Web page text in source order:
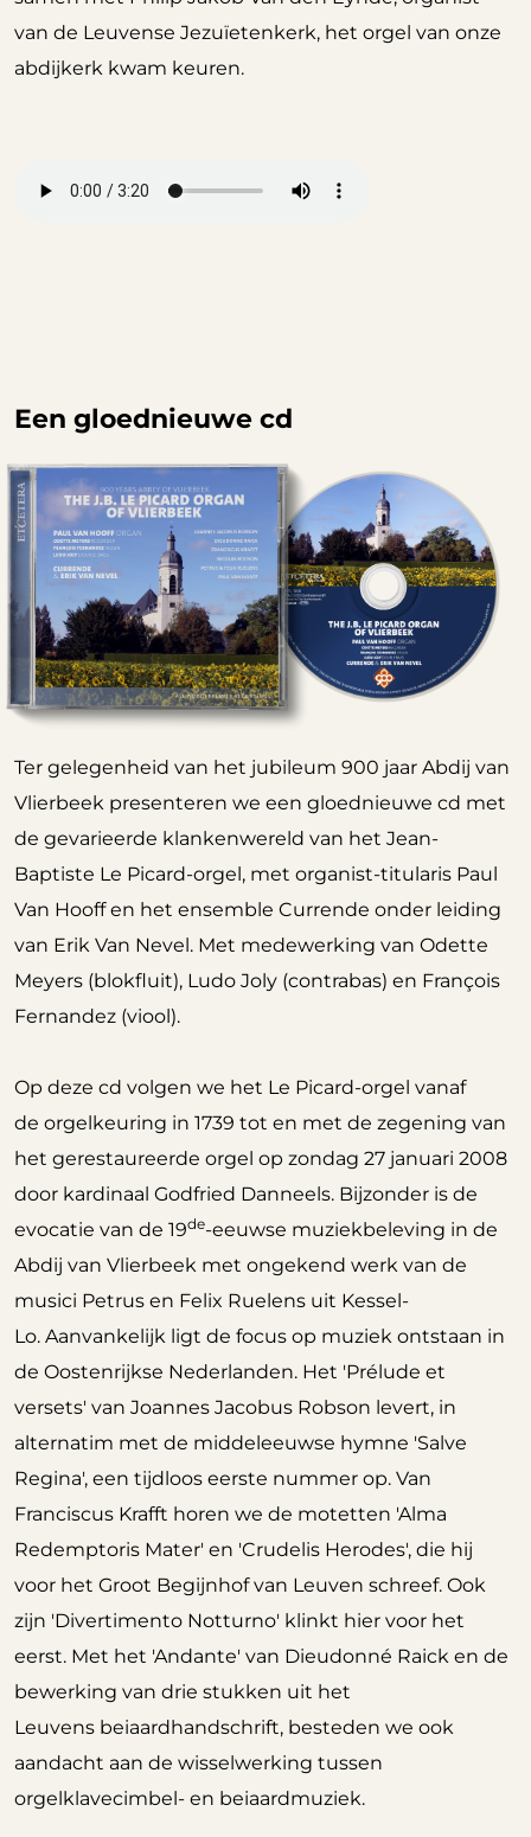
van de Leuvense Jezuïetenkerk, het orgel van onze
abdijkerk kwam keuren.
Een gloednieuwe cd
Ter gelegenheid van het jubileum 900 jaar Abdij van
Vlierbeek presenteren we een gloednieuwe cd met
de gevarieerde klankenwereld van het Jean-
Baptiste Le Picard-orgel, met organist-titularis Paul
Van Hooff en het ensemble Currende onder leiding
van Erik Van Nevel. Met medewerking van Odette
Meyers (blokfluit), Ludo Joly (contrabas) en François
Fernandez (viool).
Op deze cd volgen we het Le Picard-orgel vanaf
de orgelkeuring in 1739 tot en met de zegening van
het gerestaureerde orgel op zondag 27 januari 2008
door kardinaal Godfried Danneels. Bijzonder is de
evocatie van de 19de-eeuwse muziekbeleving in de
Abdij van Vlierbeek met ongekend werk van de
musici Petrus en Felix Ruelens uit Kessel-
Lo. Aanvankelijk ligt de focus op muziek ontstaan in
de Oostenrijkse Nederlanden. Het 'Prélude et
versets' van Joannes Jacobus Robson levert, in
alternatim met de middeleeuwse hymne 'Salve
Regina', een tijdloos eerste nummer op. Van
Franciscus Krafft horen we de motetten 'Alma
Redemptoris Mater' en 'Crudelis Herodes', die hij
voor het Groot Begijnhof van Leuven schreef. Ook
zijn 'Divertimento Notturno' klinkt hier voor het
eerst. Met het 'Andante' van Dieudonné Raick en de
bewerking van drie stukken uit het
Leuvens beiaardhandschrift, besteden we ook
aandacht aan de wisselwerking tussen
orgelklavecimbel- en beiaardmuziek.